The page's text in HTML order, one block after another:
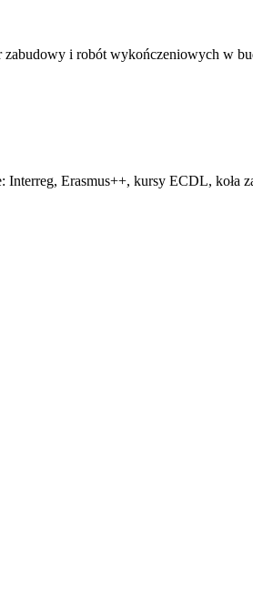
zabudowy i robót wykończeniowych w
Erasmus++, kursy ECDL, koła